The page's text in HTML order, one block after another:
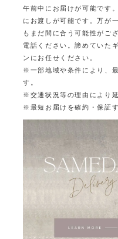
午前中にお届けが可能です
にお渡しが可能です。万が
もまだ間に合う可能性がご
電話ください。諦めていた
ンにお任せください。
※一部地域や条件により、
す。
※交通状況等の理由により
※最短お届けを確約・保証